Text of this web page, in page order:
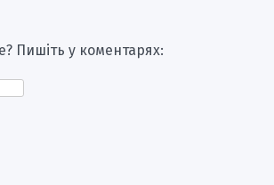
Пишіть у коментарях: